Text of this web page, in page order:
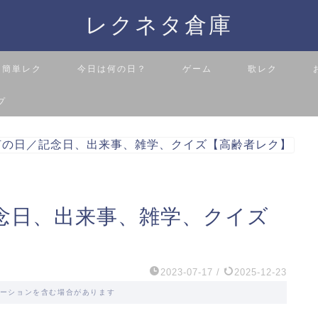
レクネタ倉庫
簡単レク 今日は何の日？ ゲーム 歌レク
日／記念日、出来事、雑学、クイズ【高齢者レク】
日、出来事、雑学、クイズ
2023-07-17 / 2025-12-23
ションを含む場合があります